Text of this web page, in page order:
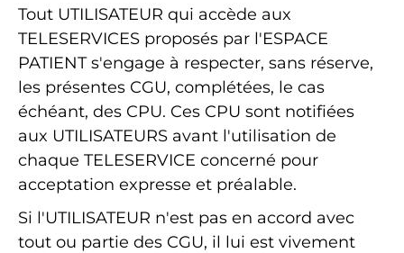
Tout UTILISATEUR qui accède aux
TELESERVICES proposés par l'ESPACE
PATIENT s'engage à respecter, sans réserve,
les présentes CGU, complétées, le cas
échéant, des CPU. Ces CPU sont notifiées
aux UTILISATEURS avant l'utilisation de
chaque TELESERVICE concerné pour
acceptation expresse et préalable.
Si l'UTILISATEUR n'est pas en accord avec
tout ou partie des CGU, il lui est vivement